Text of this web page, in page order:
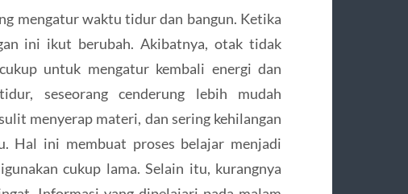
mengatur waktu tidur dan bangun. Ketika
ini ikut berubah. Akibatnya, otak tidak
untuk mengatur kembali energi dan
seseorang cenderung lebih mudah
menyerap materi, dan sering kehilangan
Hal ini membuat proses belajar menjadi
cukup lama. Selain itu, kurangnya